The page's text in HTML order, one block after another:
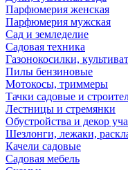
Парфюмерия женская
Парфюмерия мужская
Сад и земледелие
Садовая техника
Газонокосилки,
Пилы бензиновые
Мотокосы, триммеры
Тачки садовые и
Лестницы и стремянки
Обустройства и декор
Шезлонги, лежаки,
Качели садовые
Садовая мебель